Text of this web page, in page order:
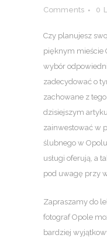
Comments
0
Czy planujesz
pięknym mieście
wybór
zadecydować o
zachowane z
dzisiejszym
zainwestować w
ślubnego w
usługi oferują, a
pod uwagę przy
Zapraszamy do
fotograf Opole
bardziej